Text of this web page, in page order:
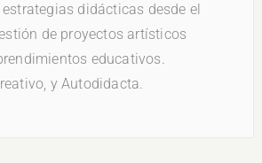
didácticas desde el
de proyectos artísticos
educativos.
y Autodidacta.